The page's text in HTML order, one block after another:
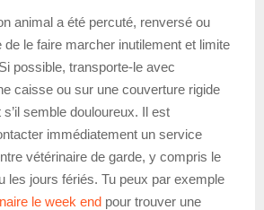
animal a été percuté, renversé ou
de le faire marcher inutilement et limite
possible, transporte-le avec
caisse ou sur une couverture rigide
semble douloureux. Il est
immédiatement un service
vétérinaire de garde, y compris le
les jours fériés. Tu peux par exemple
le week end pour trouver une